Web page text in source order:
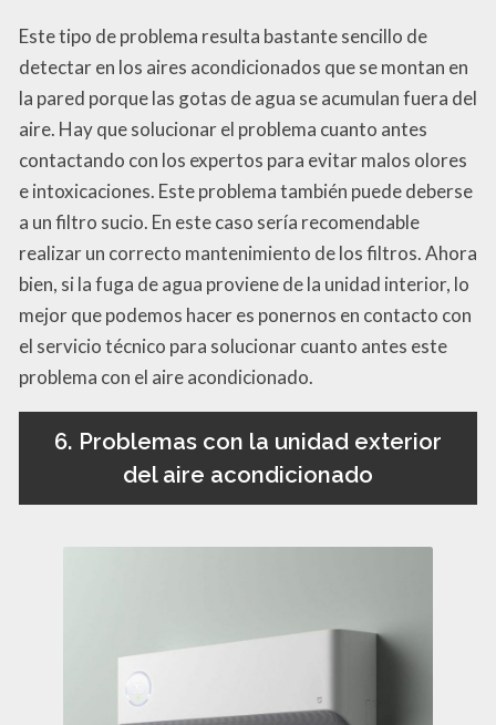
Este tipo de problema resulta bastante sencillo de
detectar en los aires acondicionados que se montan en
la pared porque las gotas de agua se acumulan fuera del
aire. Hay que solucionar el problema cuanto antes
contactando con los expertos para evitar malos olores
e intoxicaciones. Este problema también puede deberse
a un filtro sucio. En este caso sería recomendable
realizar un correcto mantenimiento de los filtros. Ahora
bien, si la fuga de agua proviene de la unidad interior, lo
mejor que podemos hacer es ponernos en contacto con
el servicio técnico para solucionar cuanto antes este
problema con el aire acondicionado.
6. Problemas con la unidad exterior
del aire acondicionado